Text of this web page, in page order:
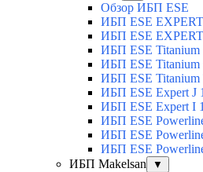
Обзор ИБП ESE
ИБП ESE
ИБП ESE
ИБП ESE Titanium
ИБП ESE
ИБП ESE
ИБП ESE Expert J
ИБП ESE Expert I
ИБП ESE
ИБП ESE
ИБП ESE
ИБП Makelsan
▼